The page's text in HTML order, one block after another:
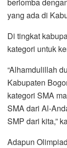
yang ada di
Di tingkat
kategori untuk
“Alhamdulillah
Kabupaten
kategori SMA
SMA dari Al-
SMP dari kita,”
Adapun